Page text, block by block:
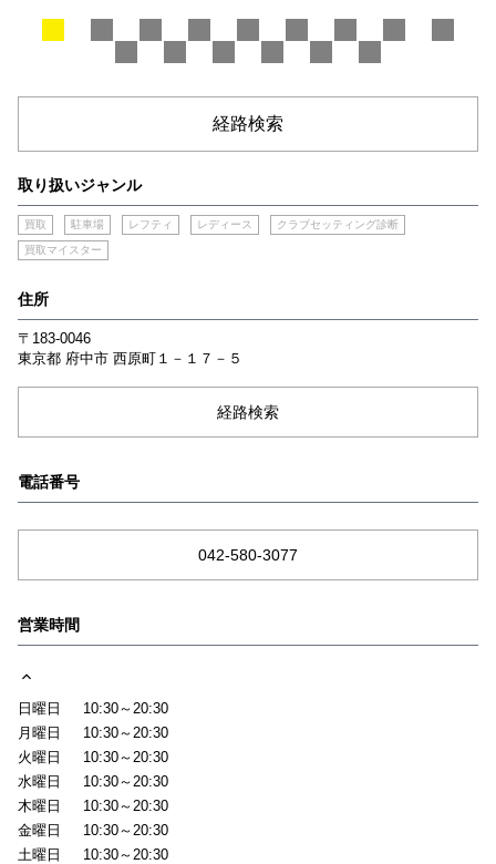
経路検索
取り扱いジャンル
買取 駐車場 レフティ レディース クラブセッティング診断
買取マイスター
住所
〒183-0046
東京都 府中市 西原町１－１７－５
経路検索
電話番号
042-580-3077
営業時間
日曜日
10:30～20:30
月曜日
10:30～20:30
火曜日
10:30～20:30
水曜日
10:30～20:30
木曜日
10:30～20:30
金曜日
10:30～20:30
土曜日
10:30～20:30